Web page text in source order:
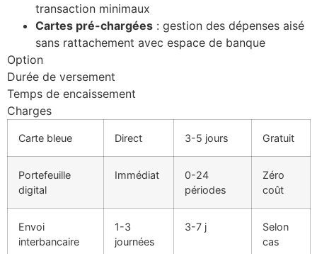
transaction minimaux
Cartes pré-chargées : gestion des dépenses aisé
sans rattachement avec espace de banque
Option
Durée de versement
Temps de encaissement
Charges
Carte bleue Direct 3-5 jours Gratuit
Portefeuille
digital
Immédiat
0-24
périodes
Zéro
coût
Envoi
interbancaire
1-3
journées
3-7 j
Selon
cas